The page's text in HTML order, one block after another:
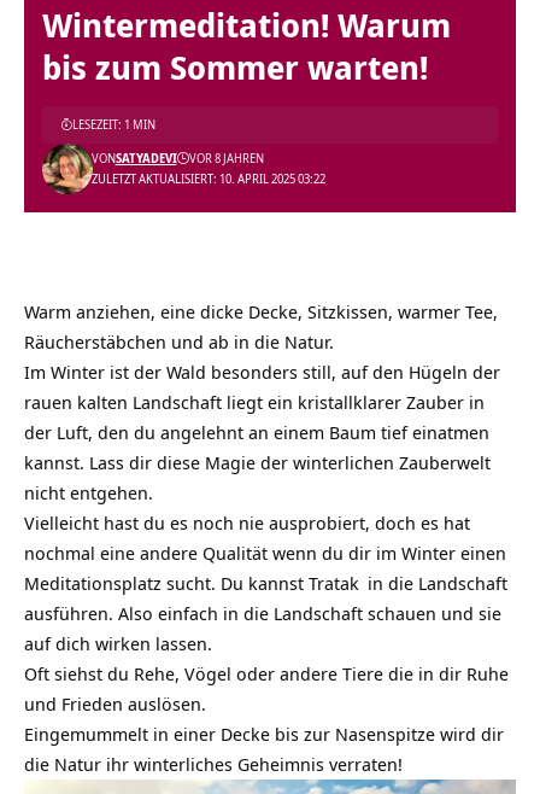
Wintermeditation! Warum
bis zum Sommer warten!
ZULETZT AKTUALISIERT: 10. APRIL 2025 03:22
VONSATYADEVI VOR 8 JAHREN
LESEZEIT: 1 MIN
Warm anziehen, eine dicke Decke, Sitzkissen, warmer Tee,
Räucherstäbchen und ab in die Natur.
Im Winter ist der Wald besonders still, auf den Hügeln der
rauen kalten Landschaft liegt ein kristallklarer Zauber in
der Luft, den du angelehnt an einem Baum tief einatmen
kannst. Lass dir diese Magie der winterlichen Zauberwelt
nicht entgehen.
Vielleicht hast du es noch nie ausprobiert, doch es hat
nochmal eine andere Qualität wenn du dir im Winter einen
Meditationsplatz sucht. Du kannst Tratak in die Landschaft
ausführen. Also einfach in die Landschaft schauen und sie
auf dich wirken lassen.
Oft siehst du Rehe, Vögel oder andere Tiere die in dir Ruhe
und Frieden auslösen.
Eingemummelt in einer Decke bis zur Nasenspitze wird dir
die Natur ihr winterliches Geheimnis verraten!